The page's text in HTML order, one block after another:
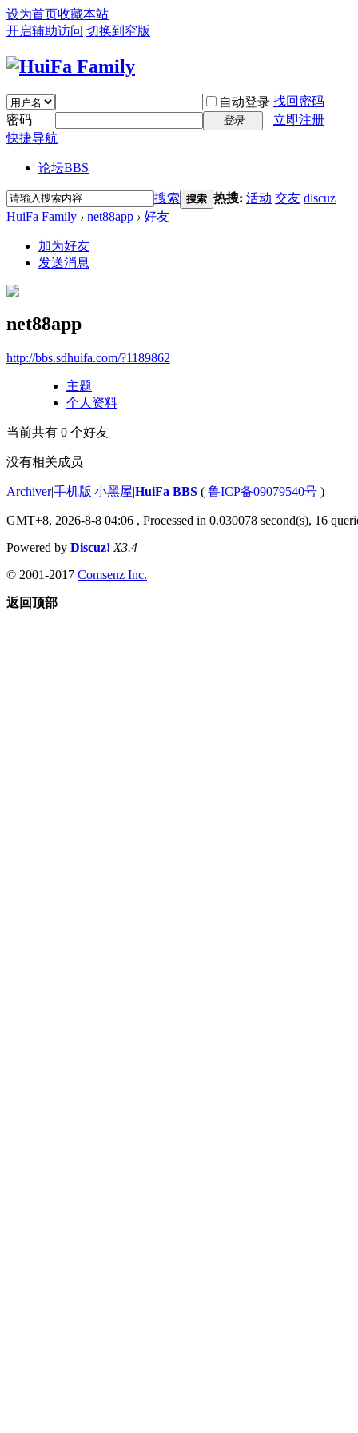
设为首页收藏本站
开启辅助访问 切换到窄版
自动登录 找回密码
密码
登录
立即注册
快捷导航
论坛BBS
搜索 搜索 热搜: 活动 交友 discuz
HuiFa Family › net88app › 好友
加为好友
发送消息
net88app
http://bbs.sdhuifa.com/?1189862
主题
个人资料
当前共有 0 个好友
没有相关成员
Archiver|手机版|小黑屋|HuiFa BBS ( 鲁ICP备09079540号 )
GMT+8, 2026-8-8 04:06 , Processed in 0.030078 second(s), 16
Powered by Discuz! X3.4
© 2001-2017 Comsenz Inc.
返回顶部